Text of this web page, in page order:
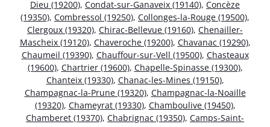
Dieu (19200), Condat-sur-Ganaveix (19140), Concèze
(19350), Combressol (19250), Collonges-la-Rouge (19500),
Clergoux (19320), Chirac-Bellevue (19160), Chenailler-
Mascheix (19120), Chaveroche (19200), Chavanac (19290),
Chaumeil (19390), Chauffour-sur-Vell (19500), Chasteaux
(19600), Chartrier (19600), Chapelle-Spinasse (19300),
Chanteix (19330), Chanac-les-Mines (19150),
Champagnac-la-Prune (19320), Champagnac-la-Noaille
(19320), Chameyrat (19330), Chamboulive (19450),
Chamberet (19370), Chabrignac (19350), Camps-Saint-